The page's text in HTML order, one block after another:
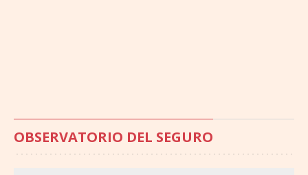
OBSERVATORIO DEL SEGURO